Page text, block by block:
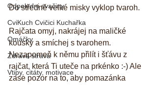
Odpoledni svačiny
CviKuch Cvičici Kuchařka
Omáčky
Zdravá strava
Vtipy, citáty, motivace
Do středně velké misky vyklop tvaroh.
Rajčata omyj, nakrájej na maličké
kousky a smíchej s tvarohem.
Nezapomeň k němu přilít i šťávu z
rajčat, která Ti uteče na prkénko :-) Ale
zase pozor na to, aby pomazánka